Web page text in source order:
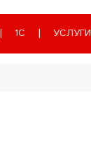
1С УСЛУГИ